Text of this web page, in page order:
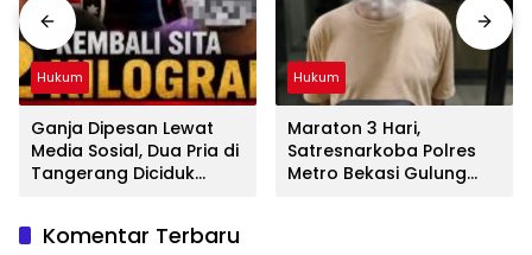
Hukum
Ganja Dipesan Lewat
Media Sosial, Dua Pria di
Tangerang Diciduk
Hukum
Maraton 3 Hari,
Satresnarkoba Polres
Metro Bekasi Gulung
Komentar Terbaru